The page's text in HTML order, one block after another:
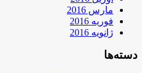
مارس 2016
فوریه 2016
ژانویه 2016
دسته‌ها